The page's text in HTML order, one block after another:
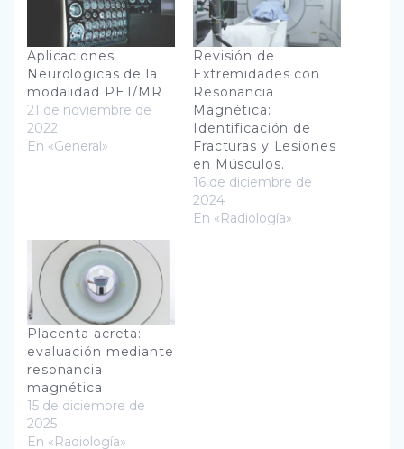
Aplicaciones
Neurológicas de la
modalidad PET/MR
21 de noviembre de
2022
En «General»
Revisión de
Extremidades con
Resonancia
Magnética:
Identificación de
Fracturas y Lesiones
en Músculos.
16 de diciembre de
2024
En «Radiología»
Placenta acreta:
evaluación mediante
resonancia
magnética
15 de diciembre de
2025
En «Radiología»